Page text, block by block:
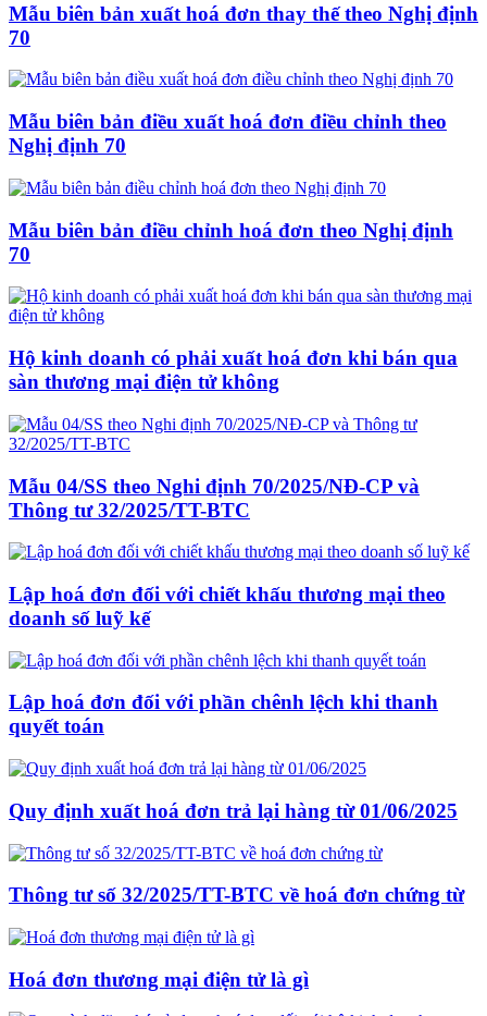
Mẫu biên bản xuất hoá đơn thay thế theo Nghị định
70
Mẫu biên bản điều xuất hoá đơn điều chỉnh theo
Nghị định 70
Mẫu biên bản điều chỉnh hoá đơn theo Nghị định
70
Hộ kinh doanh có phải xuất hoá đơn khi bán qua
sàn thương mại điện tử không
Mẫu 04/SS theo Nghi định 70/2025/NĐ-CP và
Thông tư 32/2025/TT-BTC
Lập hoá đơn đối với chiết khấu thương mại theo
doanh số luỹ kế
Lập hoá đơn đối với phần chênh lệch khi thanh
quyết toán
Quy định xuất hoá đơn trả lại hàng từ 01/06/2025
Thông tư số 32/2025/TT-BTC về hoá đơn chứng từ
Hoá đơn thương mại điện tử là gì